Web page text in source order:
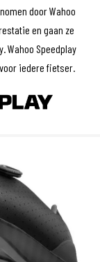
door Wahoo
en gaan ze
Wahoo Speedplay
iedere fietser.